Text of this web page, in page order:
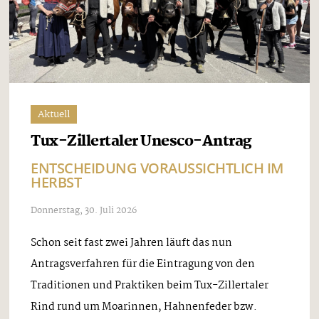
Aktuell
Tux-Zillertaler Unesco-Antrag
ENTSCHEIDUNG VORAUSSICHTLICH IM
HERBST
Donnerstag, 30. Juli 2026
Schon seit fast zwei Jahren läuft das nun
Antragsverfahren für die Eintragung von den
Traditionen und Praktiken beim Tux-Zillertaler
Rind rund um Moarinnen, Hahnenfeder bzw.